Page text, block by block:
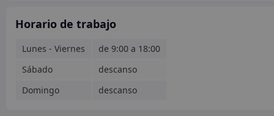
Horario de trabajo
Lunes - Viernes
de 9:00 a 18:00
Sábado
descanso
Domingo
descanso